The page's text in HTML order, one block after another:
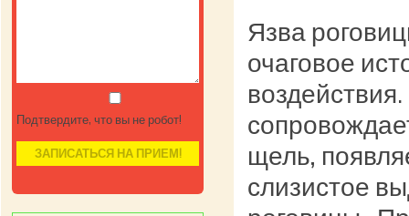
Язва
очаговое
щель,
слизистое
Подтвердите, что вы не робот!